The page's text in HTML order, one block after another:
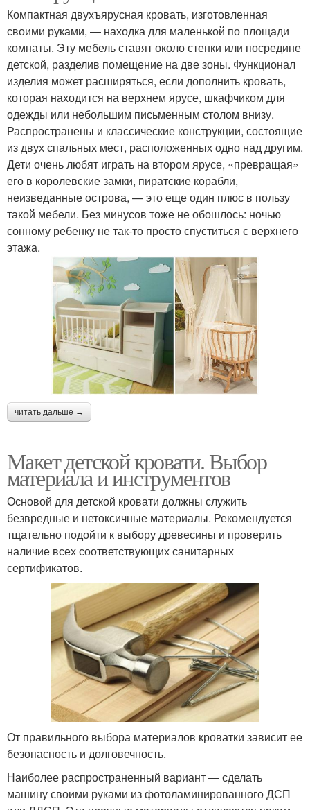
Компактная двухъярусная кровать, изготовленная
своими руками, — находка для маленькой по площади
комнаты. Эту мебель ставят около стенки или посредине
детской, разделив помещение на две зоны. Функционал
изделия может расширяться, если дополнить кровать,
которая находится на верхнем ярусе, шкафчиком для
одежды или небольшим письменным столом внизу.
Распространены и классические конструкции, состоящие
из двух спальных мест, расположенных одно над другим.
Дети очень любят играть на втором ярусе, «превращая»
его в королевские замки, пиратские корабли,
неизведанные острова, — это еще один плюс в пользу
такой мебели. Без минусов тоже не обошлось: ночью
сонному ребенку не так-то просто спуститься с верхнего
этажа.
читать дальше →
Макет детской кровати. Выбор
материала и инструментов
Основой для детской кровати должны служить
безвредные и нетоксичные материалы. Рекомендуется
тщательно подойти к выбору древесины и проверить
наличие всех соответствующих санитарных
сертификатов.
От правильного выбора материалов кроватки зависит ее
безопасность и долговечность.
Наиболее распространенный вариант — сделать
машину своими руками из фотоламинированного ДСП